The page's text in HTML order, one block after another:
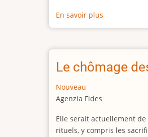
En savoir plus
La
taille
l'Afrique
Le chômage
Nouveau
Agenzia Fides
Elle serait actuellement
rituels, y compris les